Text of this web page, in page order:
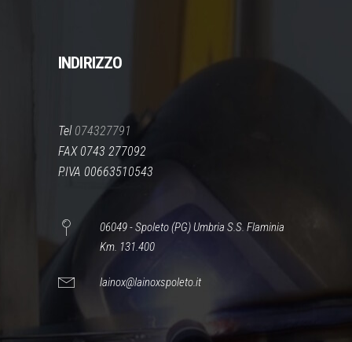
INDIRIZZO
Tel 074327791
FAX 0743 277092
P.IVA 00663510543
06049 - Spoleto (PG) Umbria S.S. Flaminia
Km. 131.400
lainox@lainoxspoleto.it